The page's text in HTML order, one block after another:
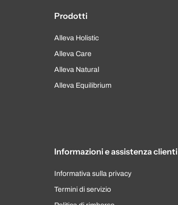
Prodotti
Alleva Holistic
Alleva Care
Alleva Natural
Alleva Equilibrium
Informazioni e assistenza clienti
Informativa sulla privacy
Termini di servizio